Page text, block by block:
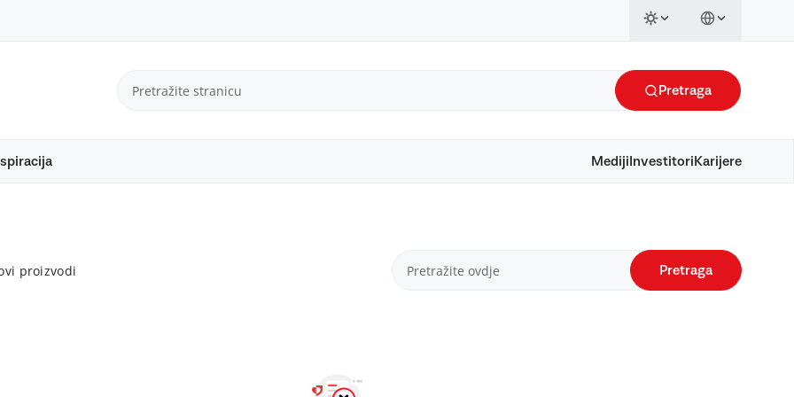
Pretraga
Mediji Investitori Karijere
proizvodi Pretraga